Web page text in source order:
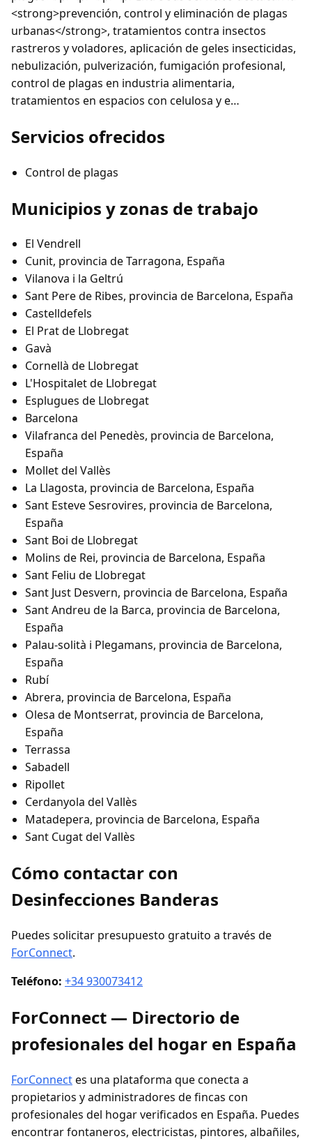
<strong>prevención, control y eliminación de plagas
urbanas</strong>, tratamientos contra insectos
rastreros y voladores, aplicación de geles insecticidas,
nebulización, pulverización, fumigación profesional,
control de plagas en industria alimentaria,
tratamientos en espacios con celulosa y e…
Servicios ofrecidos
Control de plagas
Municipios y zonas de trabajo
El Vendrell
Cunit, provincia de Tarragona, España
Vilanova i la Geltrú
Sant Pere de Ribes, provincia de Barcelona, España
Castelldefels
El Prat de Llobregat
Gavà
Cornellà de Llobregat
L'Hospitalet de Llobregat
Esplugues de Llobregat
Barcelona
Vilafranca del Penedès, provincia de Barcelona,
España
Mollet del Vallès
La Llagosta, provincia de Barcelona, España
Sant Esteve Sesrovires, provincia de Barcelona,
España
Sant Boi de Llobregat
Molins de Rei, provincia de Barcelona, España
Sant Feliu de Llobregat
Sant Just Desvern, provincia de Barcelona, España
Sant Andreu de la Barca, provincia de Barcelona,
España
Palau-solità i Plegamans, provincia de Barcelona,
España
Rubí
Abrera, provincia de Barcelona, España
Olesa de Montserrat, provincia de Barcelona,
España
Terrassa
Sabadell
Ripollet
Cerdanyola del Vallès
Matadepera, provincia de Barcelona, España
Sant Cugat del Vallès
Cómo contactar con
Desinfecciones Banderas
Puedes solicitar presupuesto gratuito a través de
ForConnect.
Teléfono: +34 930073412
ForConnect — Directorio de
profesionales del hogar en España
ForConnectes una plataforma que conecta a
propietarios y administradores de fincas con
profesionales del hogar verificados en España. Puedes
encontrar fontaneros, electricistas, pintores, albañiles,